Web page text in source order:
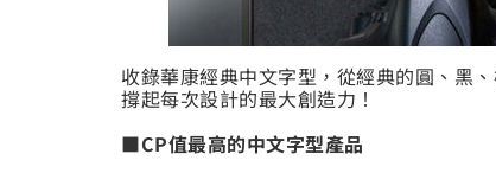
收錄華康經典中文字型，從經典的圓、黑
撐起每次設計的最大創造力！
■CP值最高的中文字型產品